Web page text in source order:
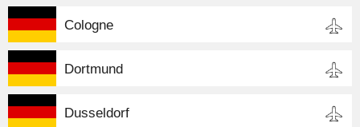
Cologne
Dortmund
Dusseldorf